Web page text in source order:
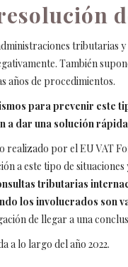
tributarias
También
años de procedimientos.
para prevenir este
a dar una solución
por el EU VAT
a este tipo de
tributarias
los involucrados son
de llegar a una
a lo largo del año 2022.